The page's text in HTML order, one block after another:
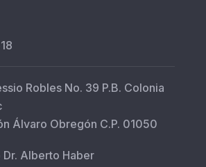
Robles No. 39 P.B. Colonia
Álvaro Obregón C.P. 01050
Dr. Alberto Haber